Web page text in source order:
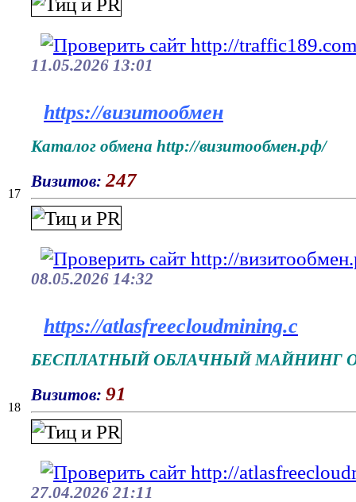
11.05.2026 13:01
17
https://визитообмен
Каталог обмена http://визитообмен.рф/
Визитов: 247
08.05.2026 14:32
18
https://atlasfreecloudmining.c
БЕСПЛАТНЫЙ ОБЛАЧНЫЙ МАЙНИНГ
Визитов: 91
27.04.2026 21:11